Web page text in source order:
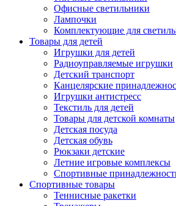
Офисные светильники
Лампочки
Комплектующие для
Товары для детей
Игрушки для детей
Радиоуправляемые игрушки
Детский транспорт
Канцелярские
Игрушки антистресс
Текстиль для детей
Товары для детской комнаты
Детская посуда
Детская обувь
Рюкзаки детские
Летние игровые комплексы
Спортивные
Спортивные товары
Теннисные ракетки